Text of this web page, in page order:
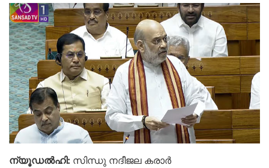
ന്യൂഡൽഹി: സിന്ധു നദീജല കരാർ